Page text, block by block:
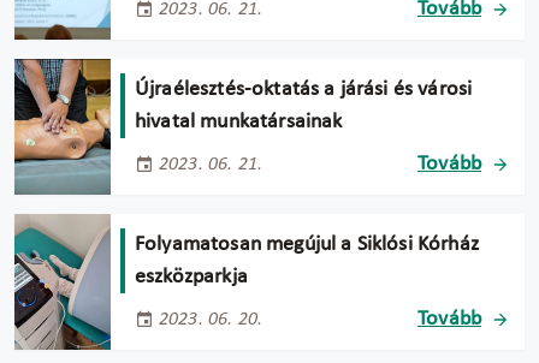
2023. 06. 21. Tovább
Újraélesztés-oktatás a járási és városi
hivatal munkatársainak
2023. 06. 21. Tovább
Folyamatosan megújul a Siklósi Kórház
eszközparkja
2023. 06. 20. Tovább